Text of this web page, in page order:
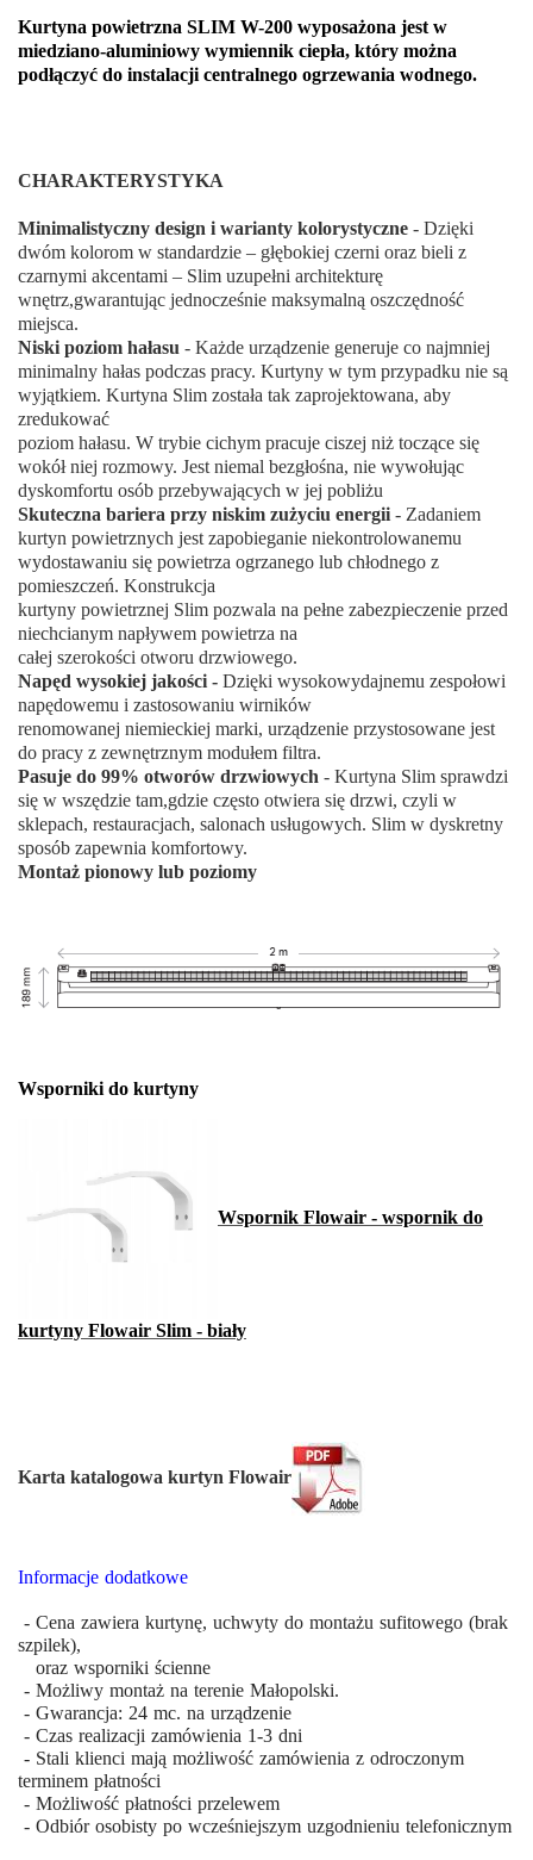
Kurtyna powietrzna SLIM W-200 wyposażona jest w
miedziano-aluminiowy wymiennik ciepła, który można
podłączyć do instalacji centralnego ogrzewania wodnego.
CHARAKTERYSTYKA
Minimalistyczny design i warianty kolorystyczne - Dzięki
dwóm kolorom w standardzie – głębokiej czerni oraz bieli z
czarnymi akcentami – Slim uzupełni architekturę
wnętrz,gwarantując jednocześnie maksymalną oszczędność
miejsca.
Niski poziom hałasu - Każde urządzenie generuje co najmniej
minimalny hałas podczas pracy. Kurtyny w tym przypadku nie są
wyjątkiem. Kurtyna Slim została tak zaprojektowana, aby
zredukować
poziom hałasu. W trybie cichym pracuje ciszej niż toczące się
wokół niej rozmowy. Jest niemal bezgłośna, nie wywołując
dyskomfortu osób przebywających w jej pobliżu
Skuteczna bariera przy niskim zużyciu energii - Zadaniem
kurtyn powietrznych jest zapobieganie niekontrolowanemu
wydostawaniu się powietrza ogrzanego lub chłodnego z
pomieszczeń. Konstrukcja
kurtyny powietrznej Slim pozwala na pełne zabezpieczenie przed
niechcianym napływem powietrza na
całej szerokości otworu drzwiowego.
Napęd wysokiej jakości - Dzięki wysokowydajnemu zespołowi
napędowemu i zastosowaniu wirników
renomowanej niemieckiej marki, urządzenie przystosowane jest
do pracy z zewnętrznym modułem filtra.
Pasuje do 99% otworów drzwiowych - Kurtyna Slim sprawdzi
się w wszędzie tam,gdzie często otwiera się drzwi, czyli w
sklepach, restauracjach, salonach usługowych. Slim w dyskretny
sposób zapewnia komfortowy.
Montaż pionowy lub poziomy
Wsporniki do kurtyny
Wspornik Flowair - wspornik do
kurtyny Flowair Slim - biały
Karta katalogowa kurtyn Flowair
Informacje dodatkowe
- Cena zawiera kurtynę, uchwyty do montażu sufitowego (brak
szpilek),
oraz wsporniki ścienne
- Możliwy montaż na terenie Małopolski.
- Gwarancja: 24 mc. na urządzenie
- Czas realizacji zamówienia 1-3 dni
- Stali klienci mają możliwość zamówienia z odroczonym
terminem płatności
- Możliwość płatności przelewem
- Odbiór osobisty po wcześniejszym uzgodnieniu telefonicznym